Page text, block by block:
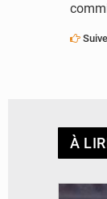
À
©